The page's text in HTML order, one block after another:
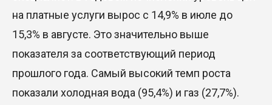
на платные услуги вырос с 14,9% в июле до
15,3% в августе. Это значительно выше
показателя за соответствующий период
прошлого года. Самый высокий темп роста
показали холодная вода (95,4%) и газ (27,7%).